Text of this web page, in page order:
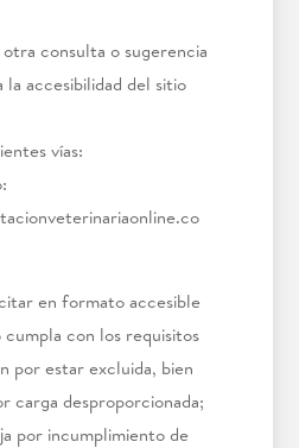
consulta o sugerencia
la accesibilidad del sitio
vías:
en formato accesible
con los requisitos
por estar excluida, bien
carga desproporcionada;
por incumplimiento de